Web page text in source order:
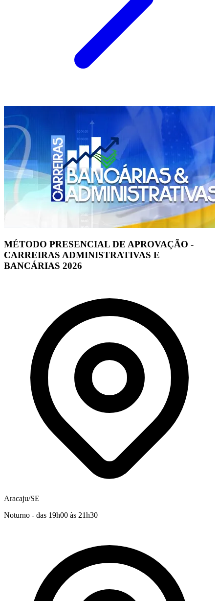
MÉTODO PRESENCIAL DE APROVAÇÃO -
CARREIRAS ADMINISTRATIVAS E
BANCÁRIAS 2026
Aracaju/SE
Noturno - das 19h00 às 21h30